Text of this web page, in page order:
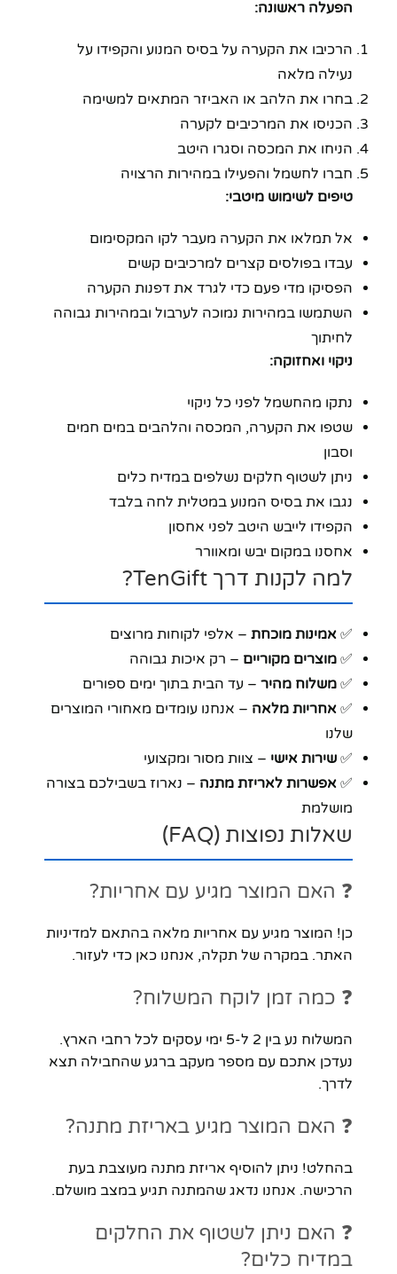
הפעלה ראשונה:
הרכיבו את הקערה על בסיס המנוע והקפידו על
נעילה מלאה
בחרו את הלהב או האביזר המתאים למשימה
הכניסו את המרכיבים לקערה
הניחו את המכסה וסגרו היטב
חברו לחשמל והפעילו במהירות הרצויה
טיפים לשימוש מיטבי:
אל תמלאו את הקערה מעבר לקו המקסימום
עבדו בפולסים קצרים למרכיבים קשים
הפסיקו מדי פעם כדי לגרד את דפנות הקערה
השתמשו במהירות נמוכה לערבול ובמהירות גבוהה
לחיתוך
ניקוי ואחזוקה:
נתקו מהחשמל לפני כל ניקוי
שטפו את הקערה, המכסה והלהבים במים חמים
וסבון
ניתן לשטוף חלקים נשלפים במדיח כלים
נגבו את בסיס המנוע במטלית לחה בלבד
הקפידו לייבש היטב לפני אחסון
אחסנו במקום יבש ומאוורר
למה לקנות דרך TenGift?
✅ אמינות מוכחת – אלפי לקוחות מרוצים
✅ מוצרים מקוריים – רק איכות גבוהה
✅ משלוח מהיר – עד הבית בתוך ימים ספורים
✅ אחריות מלאה – אנחנו עומדים מאחורי המוצרים
שלנו
✅ שירות אישי – צוות מסור ומקצועי
✅ אפשרות לאריזת מתנה – נארוז בשבילכם בצורה
מושלמת
שאלות נפוצות (FAQ)
❓ האם המוצר מגיע עם אחריות?
כן! המוצר מגיע עם אחריות מלאה בהתאם למדיניות
האתר. במקרה של תקלה, אנחנו כאן כדי לעזור.
❓ כמה זמן לוקח המשלוח?
המשלוח נע בין 2 ל-5 ימי עסקים לכל רחבי הארץ.
נעדכן אתכם עם מספר מעקב ברגע שהחבילה תצא
לדרך.
❓ האם המוצר מגיע באריזת מתנה?
בהחלט! ניתן להוסיף אריזת מתנה מעוצבת בעת
הרכישה. אנחנו נדאג שהמתנה תגיע במצב מושלם.
❓ האם ניתן לשטוף את החלקים
במדיח כלים?